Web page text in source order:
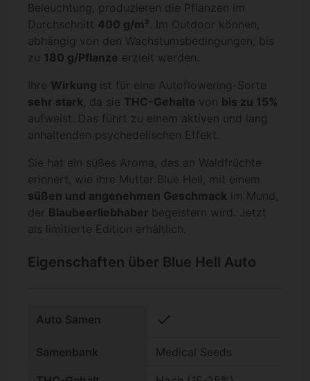
Beleuchtung, produzieren die Pflanzen im
Durchschnitt 400 g/m². Im Outdoor können,
abhängig von den Wachstumsbedingungen, bis
zu 180 g/Pflanze erzielt werden.
Ihre Wirkung ist für eine Autoflowering-Sorte
sehr stark, da sie THC-Gehalte von bis zu 15%
aufweist. Das führt zu einem aktiven und lang
anhaltenden psychedelischen Effekt.
Sie hat ein süßes Aroma, das an Waldfrüchte
erinnert, wie ihre Mutter Blue Hell, mit einem
süßen und angenehmen Geschmack im Mund,
der Blaubeerliebhaber begeistern wird. Jetzt
als limitierte Edition erhältlich.
Eigenschaften über Blue Hell Auto
Auto Samen check
Samenbank Medical Seeds